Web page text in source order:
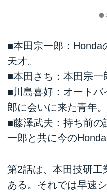
■本田宗一郎：Honda
天才。
■本田さち：本田宗一
■川島喜好：オートバ
郎に会いに来た青年。
■藤澤武夫：持ち前の
一郎と共に今のHonda
第2話は、本田技研工
ある。それでは早速